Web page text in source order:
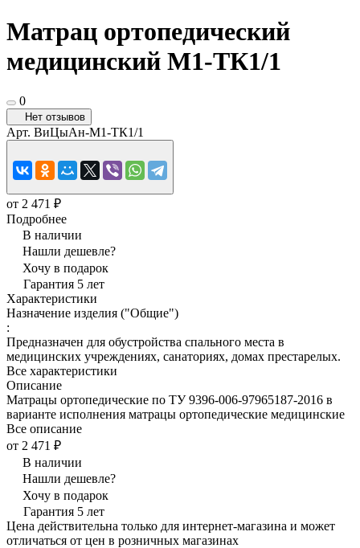
Матрац ортопедический
медицинский М1-ТК1/1
0
Нет отзывов
Арт. ВиЦыАн-М1-ТК1/1
от 2 471 ₽
Подробнее
В наличии
Нашли дешевле?
Хочу в подарок
Гарантия 5 лет
Характеристики
Назначение изделия ("Общие")
:
Предназначен для обустройства спального места в
медицинских учреждениях, санаториях, домах престарелых.
Все характеристики
Описание
Матрацы ортопедические по ТУ 9396-006-97965187-2016 в
варианте исполнения матрацы ортопедические медицинские
Все описание
от 2 471 ₽
В наличии
Нашли дешевле?
Хочу в подарок
Гарантия 5 лет
Цена действительна только для интернет-магазина и может
отличаться от цен в розничных магазинах